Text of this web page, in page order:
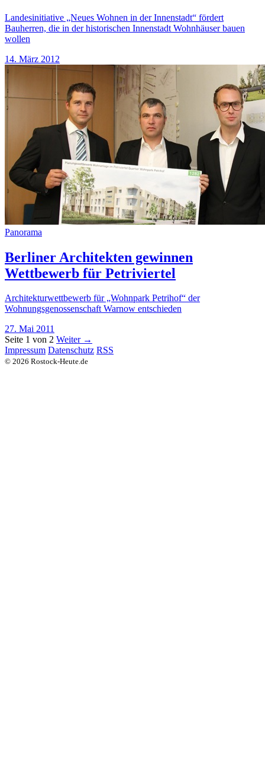
Landesinitiative „Neues Wohnen in der Innenstadt“ fördert
Bauherren, die in der historischen Innenstadt Wohnhäuser bauen
wollen
14. März 2012
Panorama
Berliner Architekten gewinnen
Wettbewerb für Petriviertel
Architekturwettbewerb für „Wohnpark Petrihof“ der
Wohnungsgenossenschaft Warnow entschieden
27. Mai 2011
Seite 1 von 2 Weiter →
Impressum Datenschutz RSS
© 2026 Rostock-Heute.de